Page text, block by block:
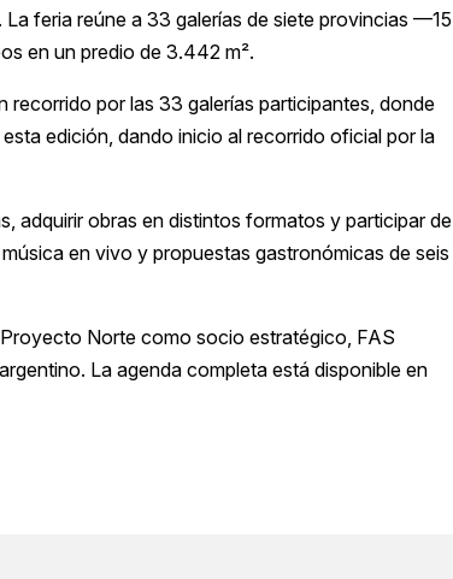
feria reúne a 33 galerías de siete provincias —15
en un predio de 3.442 m².
recorrido por las 33 galerías participantes, donde
edición, dando inicio al recorrido oficial por la
adquirir obras en distintos formatos y participar de
en vivo y propuestas gastronómicas de seis
Norte como socio estratégico, FAS
La agenda completa está disponible en